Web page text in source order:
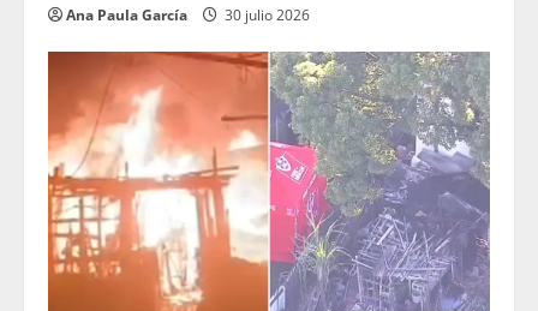
Ana Paula García 30 julio 2026